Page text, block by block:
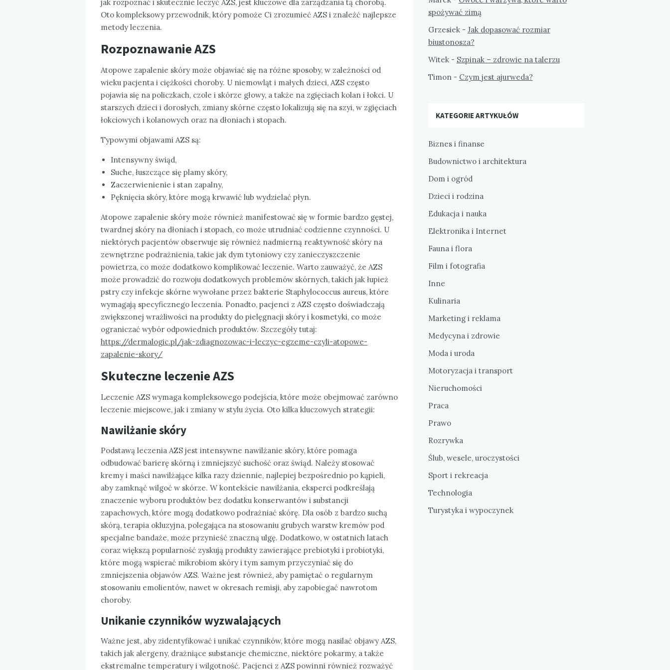
jak rozpoznać i skutecznie leczyć AZS, jest kluczowe dla zarządzania tą chorobą.
Oto kompleksowy przewodnik, który pomoże Ci zrozumieć AZS i znaleźć najlepsze
metody leczenia.
Rozpoznawanie AZS
Atopowe zapalenie skóry może objawiać się na różne sposoby, w zależności od
wieku pacjenta i ciężkości choroby. U niemowląt i małych dzieci, AZS często
pojawia się na policzkach, czole i skórze głowy, a także na zgięciach kolan i łokci. U
starszych dzieci i dorosłych, zmiany skórne często lokalizują się na szyi, w zgięciach
łokciowych i kolanowych oraz na dłoniach i stopach.
Typowymi objawami AZS są:
Intensywny świąd,
Suche, łuszczące się plamy skóry,
Zaczerwienienie i stan zapalny,
Pęknięcia skóry, które mogą krwawić lub wydzielać płyn.
Atopowe zapalenie skóry może również manifestować się w formie bardzo gęstej,
twardnej skóry na dłoniach i stopach, co może utrudniać codzienne czynności. U
niektórych pacjentów obserwuje się również nadmierną reaktywność skóry na
zewnętrzne podrażnienia, takie jak dym tytoniowy czy zanieczyszczenie
powietrza, co może dodatkowo komplikować leczenie. Warto zauważyć, że AZS
może prowadzić do rozwoju dodatkowych problemów skórnych, takich jak łupież
pstry czy infekcje skórne wywołane przez bakterie Staphylococcus aureus, które
wymagają specyficznego leczenia. Ponadto, pacjenci z AZS często doświadczają
zwiększonej wrażliwości na produkty do pielęgnacji skóry i kosmetyki, co może
ograniczać wybór odpowiednich produktów. Szczegóły tutaj:
https://dermalogic.pl/jak-zdiagnozowac-i-leczyc-egzeme-czyli-atopowe-
zapalenie-skory/
Skuteczne leczenie AZS
Leczenie AZS wymaga kompleksowego podejścia, które może obejmować zarówno
leczenie miejscowe, jak i zmiany w stylu życia. Oto kilka kluczowych strategii:
Nawilżanie skóry
Podstawą leczenia AZS jest intensywne nawilżanie skóry, które pomaga
odbudować barierę skórną i zmniejszyć suchość oraz świąd. Należy stosować
kremy i maści nawilżające kilka razy dziennie, najlepiej bezpośrednio po kąpieli,
aby zamknąć wilgoć w skórze. W kontekście nawilżania, eksperci podkreślają
znaczenie wyboru produktów bez dodatku konserwantów i substancji
zapachowych, które mogą dodatkowo podrażniać skórę. Dla osób z bardzo suchą
skórą, terapia okluzyjna, polegająca na stosowaniu grubych warstw kremów pod
specjalne bandaże, może przynieść znaczną ulgę. Dodatkowo, w ostatnich latach
coraz większą popularność zyskują produkty zawierające prebiotyki i probiotyki,
które mogą wspierać mikrobiom skóry i tym samym przyczyniać się do
zmniejszenia objawów AZS. Ważne jest również, aby pamiętać o regularnym
stosowaniu emolientów, nawet w okresach remisji, aby zapobiegać nawrotom
choroby.
Unikanie czynników wyzwalających
Ważne jest, aby zidentyfikować i unikać czynników, które mogą nasilać objawy AZS,
takich jak alergeny, drażniące substancje chemiczne, niektóre pokarmy, a także
ekstremalne temperatury i wilgotność. Pacjenci z AZS powinni również rozważyć
spożywać zimą
Grzesiek- Jak dopasować rozmiar
biustonosza?
Witek- Szpinak – zdrowie na talerzu
Timon- Czym jest ajurweda?
KATEGORIE ARTYKUŁÓW
Biznes i finanse
Budownictwo i architektura
Dom i ogród
Dzieci i rodzina
Edukacja i nauka
Elektronika i Internet
Fauna i flora
Film i fotografia
Inne
Kulinaria
Marketing i reklama
Medycyna i zdrowie
Moda i uroda
Motoryzacja i transport
Nieruchomości
Praca
Prawo
Rozrywka
Ślub, wesele, uroczystości
Sport i rekreacja
Technologia
Turystyka i wypoczynek